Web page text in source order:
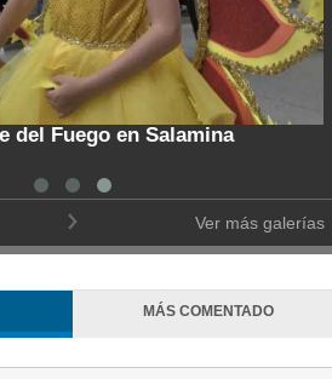
del Fuego en Salamina
Ver más galerías
MÁS COMENTADO